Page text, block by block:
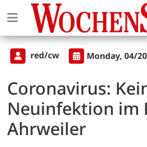
red/cw Monday, 04/
Coronavirus:
Neuinfektion im
Ahrweiler